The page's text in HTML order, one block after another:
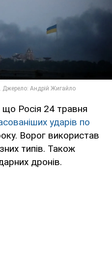
Росія 24 травня
ударів по
Ворог використав
типів. Також
дронів.